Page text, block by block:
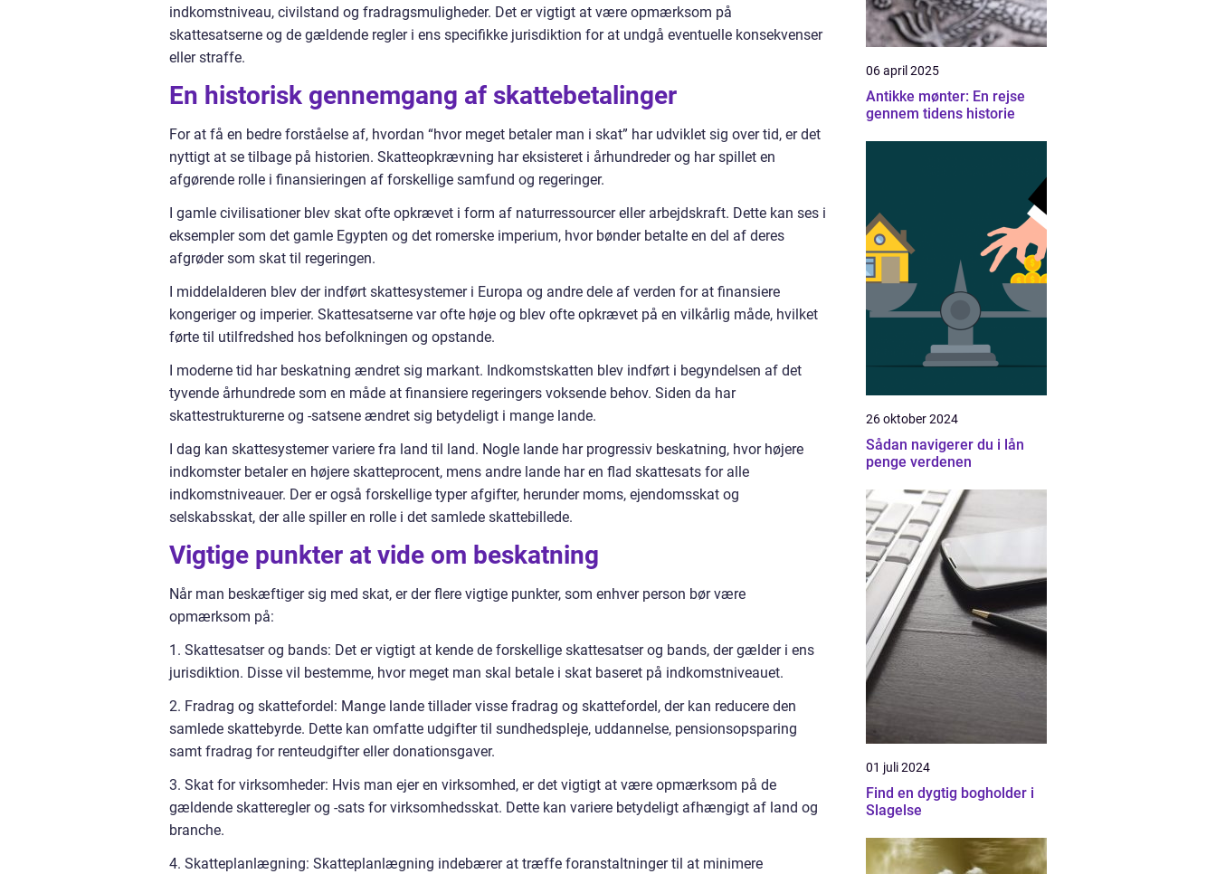
indkomstniveau, civilstand og fradragsmuligheder. Det er vigtigt at være opmærksom på
skattesatserne og de gældende regler i ens specifikke jurisdiktion for at undgå eventuelle konsekvenser
eller straffe.
En historisk gennemgang af skattebetalinger
For at få en bedre forståelse af, hvordan “hvor meget betaler man i skat” har udviklet sig over tid, er det
nyttigt at se tilbage på historien. Skatteopkrævning har eksisteret i århundreder og har spillet en
afgørende rolle i finansieringen af forskellige samfund og regeringer.
I gamle civilisationer blev skat ofte opkrævet i form af naturressourcer eller arbejdskraft. Dette kan ses i
eksempler som det gamle Egypten og det romerske imperium, hvor bønder betalte en del af deres
afgrøder som skat til regeringen.
I middelalderen blev der indført skattesystemer i Europa og andre dele af verden for at finansiere
kongeriger og imperier. Skattesatserne var ofte høje og blev ofte opkrævet på en vilkårlig måde, hvilket
førte til utilfredshed hos befolkningen og opstande.
I moderne tid har beskatning ændret sig markant. Indkomstskatten blev indført i begyndelsen af det
tyvende århundrede som en måde at finansiere regeringers voksende behov. Siden da har
skattestrukturerne og -satsene ændret sig betydeligt i mange lande.
I dag kan skattesystemer variere fra land til land. Nogle lande har progressiv beskatning, hvor højere
indkomster betaler en højere skatteprocent, mens andre lande har en flad skattesats for alle
indkomstniveauer. Der er også forskellige typer afgifter, herunder moms, ejendomsskat og
selskabsskat, der alle spiller en rolle i det samlede skattebillede.
Vigtige punkter at vide om beskatning
Når man beskæftiger sig med skat, er der flere vigtige punkter, som enhver person bør være
opmærksom på:
1. Skattesatser og bands: Det er vigtigt at kende de forskellige skattesatser og bands, der gælder i ens
jurisdiktion. Disse vil bestemme, hvor meget man skal betale i skat baseret på indkomstniveauet.
2. Fradrag og skattefordel: Mange lande tillader visse fradrag og skattefordel, der kan reducere den
samlede skattebyrde. Dette kan omfatte udgifter til sundhedspleje, uddannelse, pensionsopsparing
samt fradrag for renteudgifter eller donationsgaver.
3. Skat for virksomheder: Hvis man ejer en virksomhed, er det vigtigt at være opmærksom på de
gældende skatteregler og -sats for virksomhedsskat. Dette kan variere betydeligt afhængigt af land og
branche.
4. Skatteplanlægning: Skatteplanlægning indebærer at træffe foranstaltninger til at minimere
06 april 2025
Antikke mønter: En rejse
gennem tidens historie
26 oktober 2024
Sådan navigerer du i lån
penge verdenen
01 juli 2024
Find en dygtig bogholder i
Slagelse